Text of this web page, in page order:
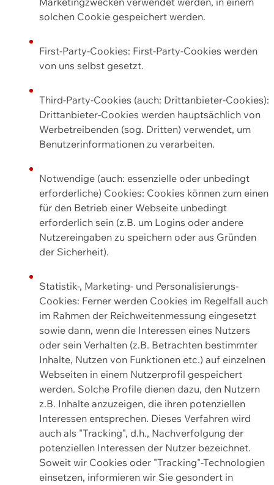
solchen Cookie gespeichert werden.
First-Party-Cookies: First-Party-Cookies werden
von uns selbst gesetzt.
Third-Party-Cookies (auch: Drittanbieter-Cookies):
Drittanbieter-Cookies werden hauptsächlich von
Werbetreibenden (sog. Dritten) verwendet, um
Benutzerinformationen zu verarbeiten.
Notwendige (auch: essenzielle oder unbedingt
erforderliche) Cookies: Cookies können zum einen
für den Betrieb einer Webseite unbedingt
erforderlich sein (z.B. um Logins oder andere
Nutzereingaben zu speichern oder aus Gründen
der Sicherheit).
Statistik-, Marketing- und Personalisierungs-
Cookies: Ferner werden Cookies im Regelfall auch
im Rahmen der Reichweitenmessung eingesetzt
sowie dann, wenn die Interessen eines Nutzers
oder sein Verhalten (z.B. Betrachten bestimmter
Inhalte, Nutzen von Funktionen etc.) auf einzelnen
Webseiten in einem Nutzerprofil gespeichert
werden. Solche Profile dienen dazu, den Nutzern
z.B. Inhalte anzuzeigen, die ihren potenziellen
Interessen entsprechen. Dieses Verfahren wird
auch als "Tracking", d.h., Nachverfolgung der
potenziellen Interessen der Nutzer bezeichnet.
Soweit wir Cookies oder "Tracking"-Technologien
einsetzen, informieren wir Sie gesondert in